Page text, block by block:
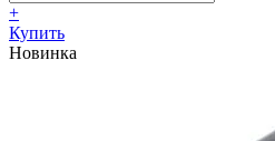
+
Купить
Новинка